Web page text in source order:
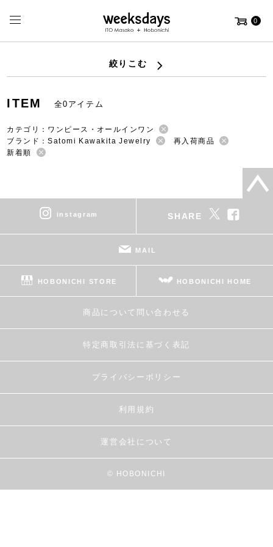
0
絞りこむ
ITEM 全0アイテム
カテゴリ：ワンピース・オールインワン
ブランド：Satomi Kawakita Jewelry
再入荷商品
新着順
instagram SHARE
MAIL
HOBONICHI STORE HOBONICHI HOME
商品について問い合わせる
特定商取引法に基づく表記
プライバシーポリシー
利用規約
運営会社について
© HOBONICHI